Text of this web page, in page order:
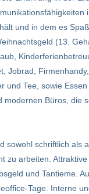
und in dem es
(13.
Jobrad,
Tee, sowie
Büros, die
schriftlich als
arbeiten.
und Tantieme.
Tage. Interne